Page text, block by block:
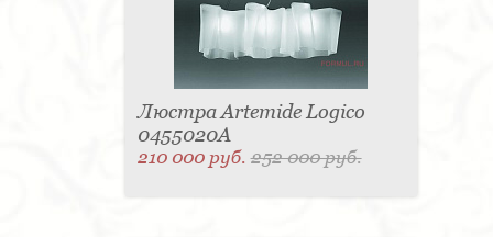
Наша компания «Формула успеха» осуществляет
прямые поставки продукции Artemide, начиная с 1993
года. Мы предлагаем огромный выбор товара этого
производителя – потолочные светильники, торшеры,
настольные лампы и прочее. Срок поставки
варьируется от 2-х до 3-х месяцев со дня
оформления заказа.
Люстра Artemide Logico
0455020A
210 000 руб.252 000 руб.